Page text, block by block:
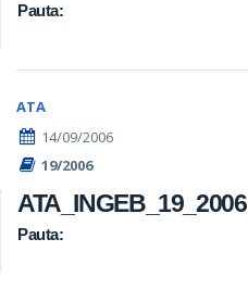
Pauta:
ATA
14/09/2006
19/2006
ATA_INGEB_19_2006
Pauta: